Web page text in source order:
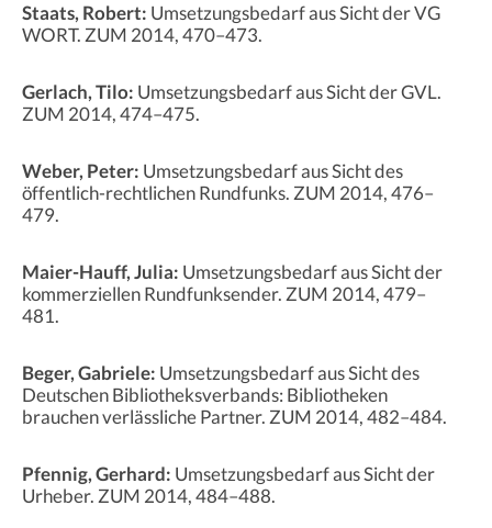
Staats, Robert: Umsetzungsbedarf aus Sicht der VG
WORT. ZUM 2014, 470–473.
Gerlach, Tilo: Umsetzungsbedarf aus Sicht der GVL.
ZUM 2014, 474–475.
Weber, Peter: Umsetzungsbedarf aus Sicht des
öffentlich-rechtlichen Rundfunks. ZUM 2014, 476–
479.
Maier-Hauff, Julia: Umsetzungsbedarf aus Sicht der
kommerziellen Rundfunksender. ZUM 2014, 479–
481.
Beger, Gabriele: Umsetzungsbedarf aus Sicht des
Deutschen Bibliotheksverbands: Bibliotheken
brauchen verlässliche Partner. ZUM 2014, 482–484.
Pfennig, Gerhard: Umsetzungsbedarf aus Sicht der
Urheber. ZUM 2014, 484–488.